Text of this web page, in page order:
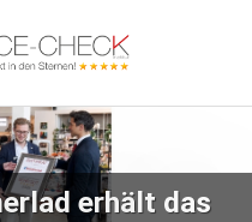
erhält das